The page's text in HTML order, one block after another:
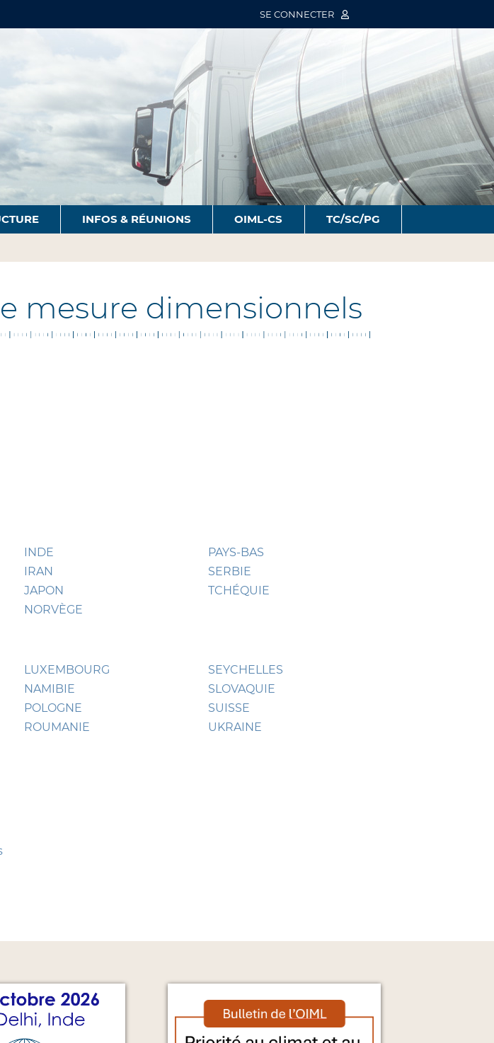
SE CONNECTER
INFOS & RÉUNIONS OIML-CS TC/SC/PG
mesure dimensionnels
INDE
IRAN
JAPON
NORVÈGE
PAYS-BAS
SERBIE
TCHÉQUIE
LUXEMBOURG
NAMIBIE
POLOGNE
ROUMANIE
SEYCHELLES
SLOVAQUIE
SUISSE
UKRAINE